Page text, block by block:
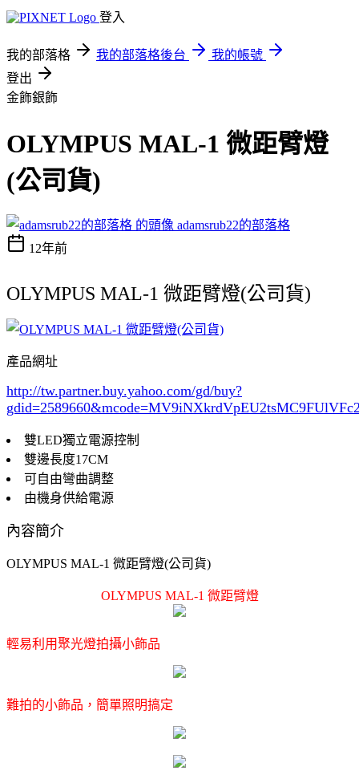
登入
我的部落格 我的部落格後台
我的帳號
登出
金飾銀飾
OLYMPUS MAL-1 微距臂燈
(公司貨)
adamsrub22的部落格
12年前
OLYMPUS MAL-1 微距臂燈(公司貨)
產品網址
http://tw.partner.buy.yahoo.com/gd/buy?
gdid=2589660
雙LED獨立電源控制
雙邊長度17CM
可自由彎曲調整
由機身供給電源
內容簡介
OLYMPUS MAL-1 微距臂燈(公司貨)
OLYMPUS MAL-1 微距臂燈
輕易利用聚光燈拍攝小飾品
難拍的小飾品，簡單照明搞定